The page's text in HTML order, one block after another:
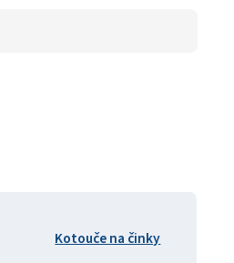
Kotouče na činky